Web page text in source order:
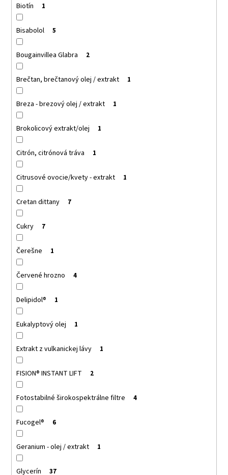
Biotín 1
Bisabolol 5
Bougainvillea Glabra 2
Brečtan, brečtanový olej / extrakt 1
Breza - brezový olej / extrakt 1
Brokolicový extrakt/olej 1
Citrón, citrónová tráva 1
Citrusové ovocie/kvety - extrakt 1
Cretan dittany 7
Cukry 7
Čerešne 1
Červené hrozno 4
Delipidol® 1
Eukalyptový olej 1
Extrakt z vulkanickej lávy 1
FISION® INSTANT LIFT 2
Fotostabilné širokospektrálne filtre 4
Fucogel® 6
Geranium - olej / extrakt 1
Glycerín 37